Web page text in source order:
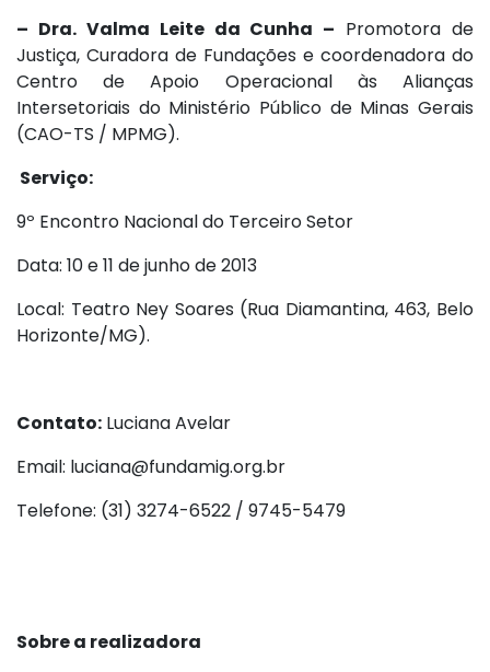
– Dra. Valma Leite da Cunha – Promotora de
Justiça, Curadora de Fundações e coordenadora do
Centro de Apoio Operacional às Alianças
Intersetoriais do Ministério Público de Minas Gerais
(CAO-TS / MPMG).
Serviço:
9º Encontro Nacional do Terceiro Setor
Data: 10 e 11 de junho de 2013
Local: Teatro Ney Soares (Rua Diamantina, 463, Belo
Horizonte/MG).
Contato: Luciana Avelar
Email: luciana@fundamig.org.br
Telefone: (31) 3274-6522 / 9745-5479
Sobre a realizadora